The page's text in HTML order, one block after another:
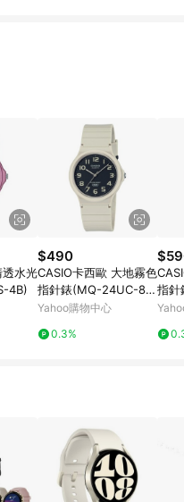
貨、購物中登出
企業專區/企業採購、
] - 票券全品項
會排除【訂單活動折
金積點扣抵】及【訂單
回饋資格之訂單將於商
示則 不符合回饋LINE
《7》LINE購物設有
動時開放「回饋無上
算，並依訂單成立時間
8》LINE購物為購物資
，如顯示之商品規格、
售網頁不符，以銷售網
透水光
4B)
$490
CASIO卡西歐 大地霧色
指針錶(MQ-24UC-8B)
/ 考試錶
Yahoo購物中心
0.3%
指
考試